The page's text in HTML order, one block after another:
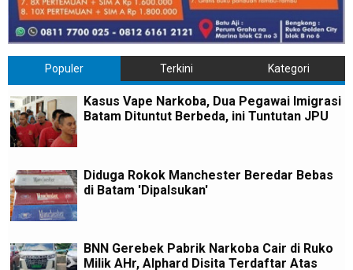
Populer Terkini Kategori
Kasus Vape Narkoba, Dua Pegawai Imigrasi
Batam Dituntut Berbeda, ini Tuntutan JPU
Diduga Rokok Manchester Beredar Bebas
di Batam 'Dipalsukan'
BNN Gerebek Pabrik Narkoba Cair di Ruko
Milik AHr, Alphard Disita Terdaftar Atas